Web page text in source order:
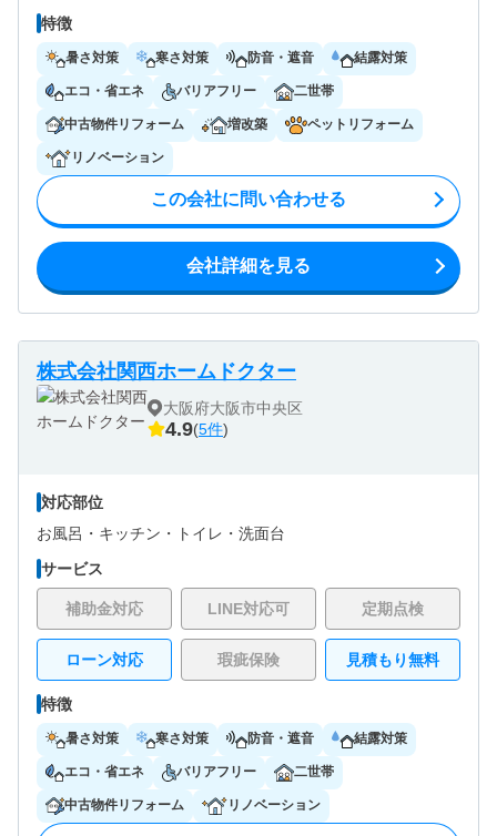
特徴
暑さ対策 寒さ対策 防音・遮音 結露対策
エコ・省エネ バリアフリー 二世帯
中古物件リフォーム 増改築 ペットリフォーム
リノベーション
この会社に問い合わせる
会社詳細を見る
株式会社関西ホームドクター
大阪府大阪市中央区
4.9(5件)
対応部位
お風呂・ キッチン・ トイレ・ 洗面台
サービス
補助金対応 LINE対応可 定期点検
ローン対応 瑕疵保険 見積もり無料
特徴
暑さ対策 寒さ対策 防音・遮音 結露対策
エコ・省エネ バリアフリー 二世帯
中古物件リフォーム リノベーション